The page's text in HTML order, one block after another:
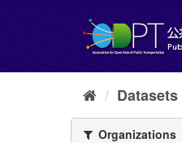
Datasets
Organizations